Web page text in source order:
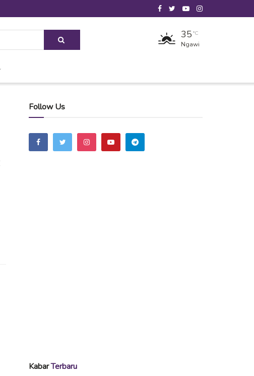
35 °C
Ngawi
Follow Us
KabarTerbaru